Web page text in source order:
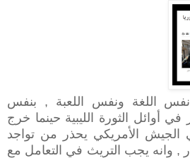
اللغة ونفس اللعبة , بنفس
أوائل الثورة الليبية حينما خرج
الجيش الأمريكي يحذر من تواجد
, وانه يجب التريث في التعامل مع